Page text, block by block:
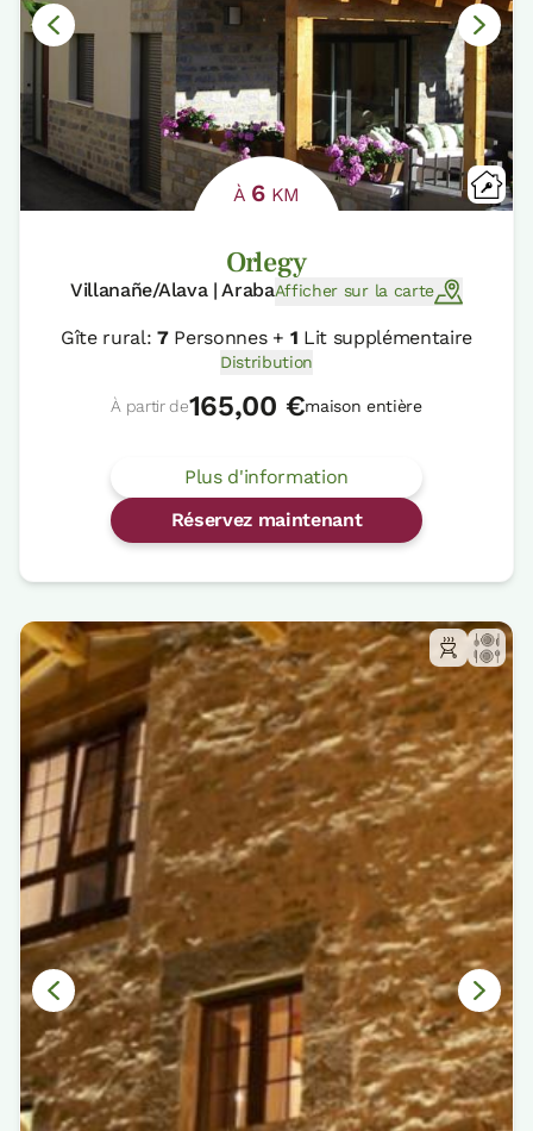
À 6 KM
Orlegy
Villanañe/Alava | ArabaAfficher sur la carte
Gîte rural:7Personnes + 1 Lit supplémentaire
Distribution
À partir de165,00 €maison entière
Plus d'information
Réservez maintenant